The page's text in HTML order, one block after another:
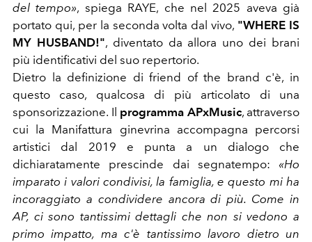
del tempo», spiega RAYE, che nel 2025 aveva già
portato qui, per la seconda volta dal vivo, "WHERE IS
MY HUSBAND!", diventato da allora uno dei brani
più identificativi del suo repertorio.
Dietro la definizione di friend of the brand c'è, in
questo caso, qualcosa di più articolato di una
sponsorizzazione. Il programma APxMusic, attraverso
cui la Manifattura ginevrina accompagna percorsi
artistici dal 2019 e punta a un dialogo che
dichiaratamente prescinde dai segnatempo: «Ho
imparato i valori condivisi, la famiglia, e questo mi ha
incoraggiato a condividere ancora di più. Come in
AP, ci sono tantissimi dettagli che non si vedono a
primo impatto, ma c'è tantissimo lavoro dietro un